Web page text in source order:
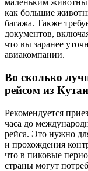
маленьким
как большие
багажа. Также
документов,
что вы заранее
авиакомпании.
Во сколько
рейсом из
Рекомендуется
часа до
рейса. Это нужно
и прохождения
что в пиковые
страны могут